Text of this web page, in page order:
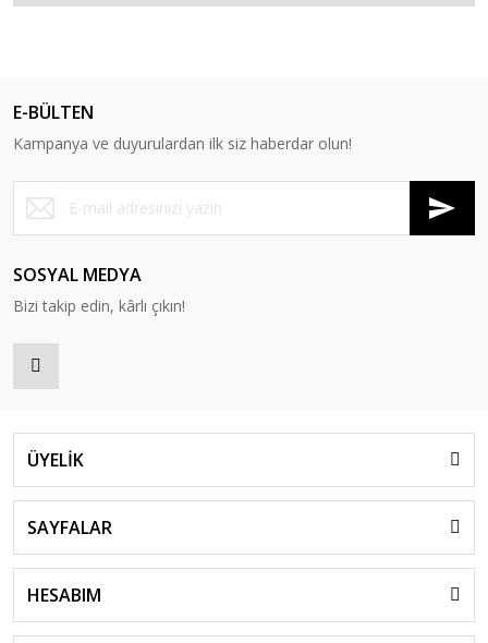
E-BÜLTEN
Kampanya ve duyurulardan ilk siz haberdar olun!
SOSYAL MEDYA
Bizi takip edin, kârlı çıkın!
ÜYELİK
SAYFALAR
HESABIM